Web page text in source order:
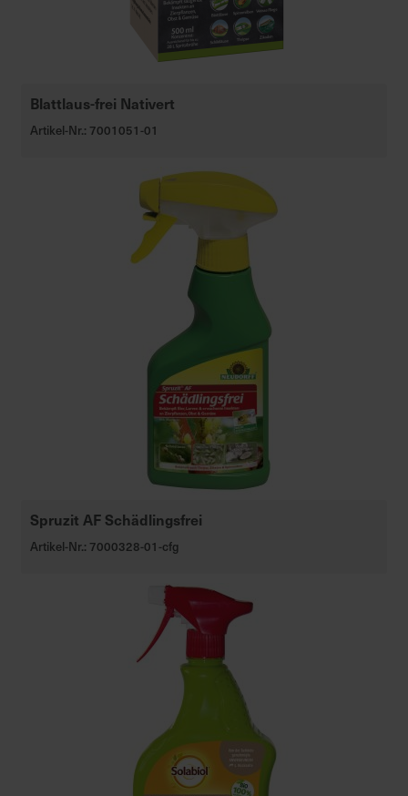
Blattlaus-frei Nativert
Artikel-Nr.: 7001051-01
Spruzit AF Schädlingsfrei
Artikel-Nr.: 7000328-01-cfg